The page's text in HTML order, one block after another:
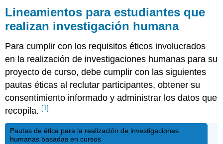
Lineamientos para estudiantes que
realizan investigación humana
Para cumplir con los requisitos éticos involucrados
en la realización de investigaciones humanas para su
proyecto de curso, debe cumplir con las siguientes
pautas éticas al reclutar participantes, obtener su
consentimiento informado y administrar los datos que
recopila. [1]
Pautas de ética para la realización de investigaciones
humanas basadas en cursos